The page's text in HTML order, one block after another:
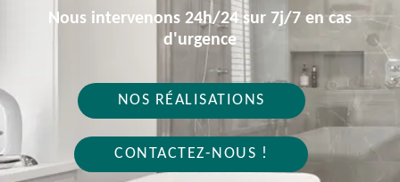
Nous intervenons 24h/24 sur 7j/7 en cas
d'urgence
NOS RÉALISATIONS
CONTACTEZ-NOUS !